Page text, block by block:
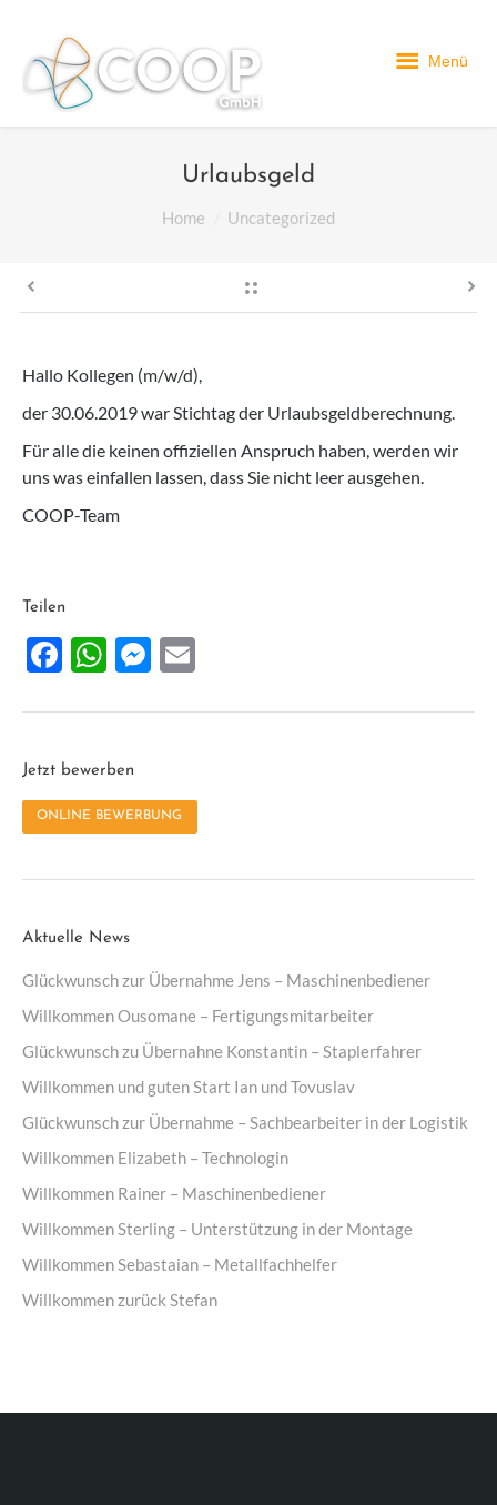
Menü
Urlaubsgeld
Home Uncategorized
Hallo Kollegen (m/w/d),
der 30.06.2019 war Stichtag der Urlaubsgeldberechnung.
Für alle die keinen offiziellen Anspruch haben, werden wir
uns was einfallen lassen, dass Sie nicht leer ausgehen.
COOP-Team
Teilen
Facebook
WhatsApp
Messenger
Jetzt bewerben
ONLINE BEWERBUNG
Aktuelle News
Glückwunsch zur Übernahme Jens – Maschinenbediener
Willkommen Ousomane – Fertigungsmitarbeiter
Glückwunsch zu Übernahne Konstantin – Staplerfahrer
Willkommen und guten Start Ian und Tovuslav
Glückwunsch zur Übernahme – Sachbearbeiter in der Logistik
Willkommen Elizabeth – Technologin
Willkommen Rainer – Maschinenbediener
Willkommen Sterling – Unterstützung in der Montage
Willkommen Sebastaian – Metallfachhelfer
Willkommen zurück Stefan